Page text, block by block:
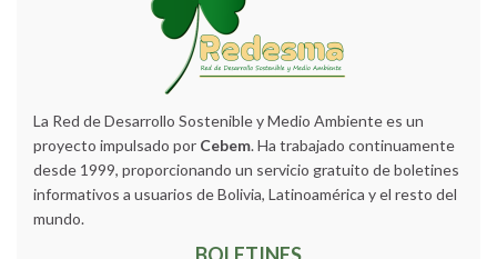
La Red de Desarrollo Sostenible y Medio Ambiente es un
proyecto impulsado por Cebem. Ha trabajado continuamente
desde 1999, proporcionando un servicio gratuito de boletines
informativos a usuarios de Bolivia, Latinoamérica y el resto del
mundo.